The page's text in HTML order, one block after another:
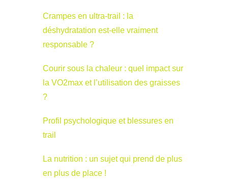
Crampes en ultra-trail : la
déshydratation est-elle vraiment
responsable ?
Courir sous la chaleur : quel impact sur
la VO2max et l’utilisation des graisses
?
Profil psychologique et blessures en
trail
La nutrition : un sujet qui prend de plus
en plus de place !